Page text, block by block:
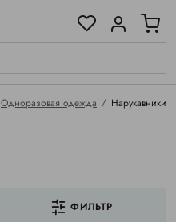
Одноразовая одежда Нарукавники
ФИЛЬТР